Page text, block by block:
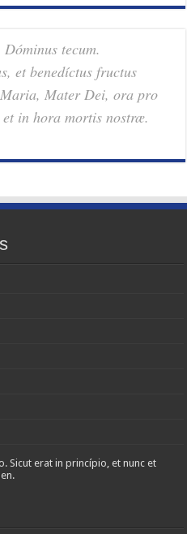
tecum.
et benedíctus fructus
Mater Dei, ora pro
in hora mortis nostræ.
Sicut erat in princípio, et nunc et